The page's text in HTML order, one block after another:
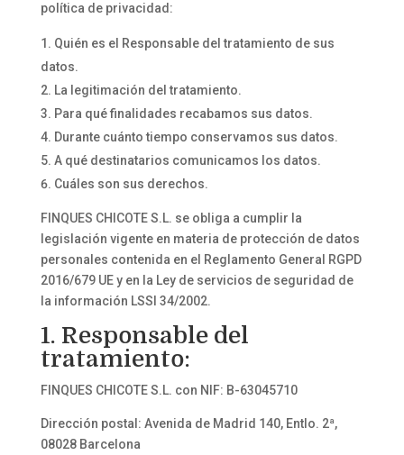
política de privacidad:
Quién es el Responsable del tratamiento de sus
datos.
La legitimación del tratamiento.
Para qué finalidades recabamos sus datos.
Durante cuánto tiempo conservamos sus datos.
A qué destinatarios comunicamos los datos.
Cuáles son sus derechos.
FINQUES CHICOTE S.L. se obliga a cumplir la
legislación vigente en materia de protección de datos
personales contenida en el Reglamento General RGPD
2016/679 UE y en la Ley de servicios de seguridad de
la información LSSI 34/2002.
1. Responsable del
tratamiento:
FINQUES CHICOTE S.L. con NIF: B-63045710
Dirección postal: Avenida de Madrid 140, Entlo. 2ª,
08028 Barcelona